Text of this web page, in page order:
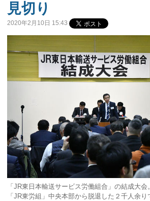
見切り
2020年2月10日 15:43
「JR東日本輸送サービス労働組合」の結成大
「JR東労組」中央本部から脱退した２千人余